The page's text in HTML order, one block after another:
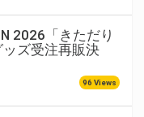
2026「きただり
ズ受注再販決
96 Views